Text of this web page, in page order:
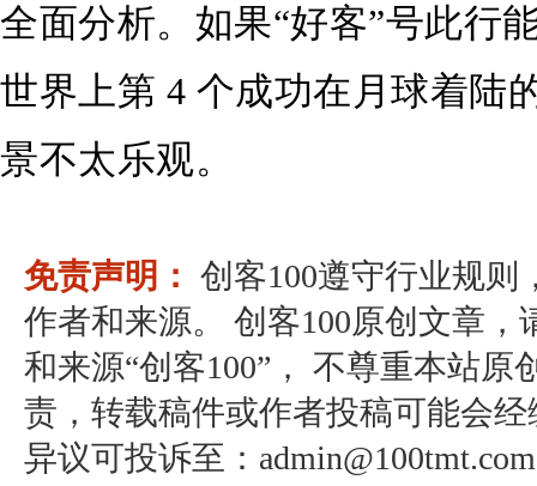
全面分析。如果“好客”号此行
世界上第 4 个成功在月球着陆
景不太乐观。
免责声明： 创客100遵守行业规则
作者和来源。 创客100原创文章
和来源“创客100”， 不尊重本站原
责，转载稿件或作者投稿可能会
异议可投诉至：admin@100tmt.com